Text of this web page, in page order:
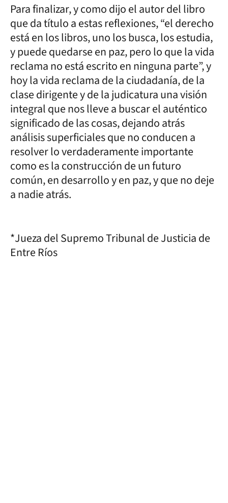
Para finalizar, y como dijo el autor del libro
que da título a estas reflexiones, “el derecho
está en los libros, uno los busca, los estudia,
y puede quedarse en paz, pero lo que la vida
reclama no está escrito en ninguna parte”, y
hoy la vida reclama de la ciudadanía, de la
clase dirigente y de la judicatura una visión
integral que nos lleve a buscar el auténtico
significado de las cosas, dejando atrás
análisis superficiales que no conducen a
resolver lo verdaderamente importante
como es la construcción de un futuro
común, en desarrollo y en paz, y que no deje
a nadie atrás.
*Jueza del Supremo Tribunal de Justicia de
Entre Ríos